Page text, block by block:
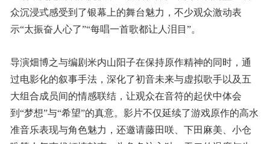
众沉浸式感受到了银幕上的舞台魅力，不少观众激动表
示“太振奋人心了”“每唱一首歌都让人泪目”。
导演畑博之与编剧米内山阳子在保持原作精神的同时，通
过电影化的叙事手法，深化了初音未来与虚拟歌手以及五
大组合成员间的情感联结，让观众在音符的起伏中体会
到“梦想”与“希望”的真意。影片不仅延续了游戏原作的高水
准音乐表现与角色魅力，还邀请藤田咲、下田麻美、小仓